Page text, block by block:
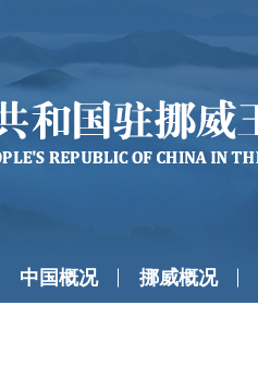
中国概况 挪威概况